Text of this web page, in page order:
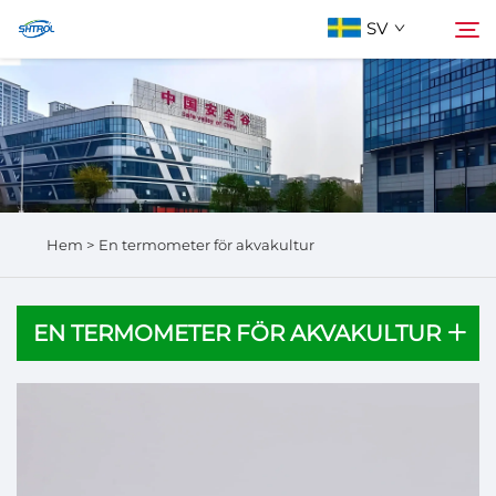
SV
Om oss
Produkter
Sök
Hem > En termometer för akvakultur
EN TERMOMETER FÖR AKVAKULTUR